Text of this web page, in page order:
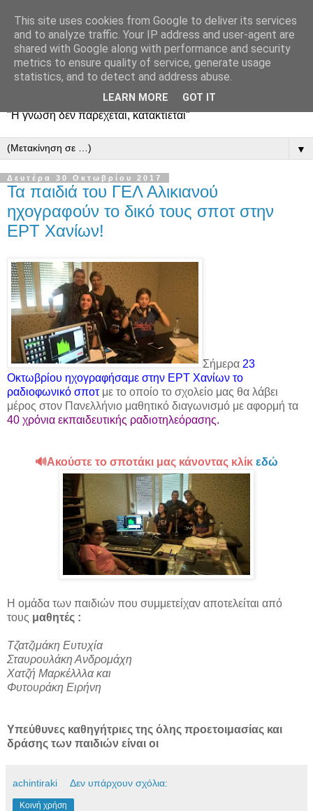
"Η γνώση δεν παρέχεται, κατακτιέται"
▼
Δευτέρα 30 Οκτωβρίου 2017
Τα παιδιά του ΓΕΛ Αλικιανού
ηχογραφούν το δικό τους σποτ στην
ΕΡΤ Χανίων!
Σήμερα 23
Οκτωβρίου ηχογραφήσαμε στην ΕΡΤ Χανίων το
ραδιοφωνικό σποτμε το οποίο το σχολείο μας θα λάβει
μέρος στον Πανελλήνιο μαθητικό διαγωνισμό με αφορμή τα
40 χρόνια εκπαιδευτικής ραδιοτηλεόρασης.
🔊Ακούστε το σποτάκι μας κάνοντας κλίκ εδώ
Η ομάδα των παιδιών που συμμετείχαν αποτελείται από
τους μαθητές :
Τζατζιμάκη Ευτυχία
Σταυρουλάκη Ανδρομάχη
Χατζή Μαρκέλλλα και
Φυτουράκη Ειρήνη
Υπεύθυνες καθηγήτριες της όλης προετοιμασίας και
δράσης των παιδιών είναι οι
achintiraki Δεν υπάρχουν σχόλια:
Κοινή χρήση
This site uses cookies from Google to deliver its services
and to analyze traffic. Your IP address and user-agent are
shared with Google along with performance and security
metrics to ensure quality of service, generate usage
statistics, and to detect and address abuse.
LEARN MORE GOT IT